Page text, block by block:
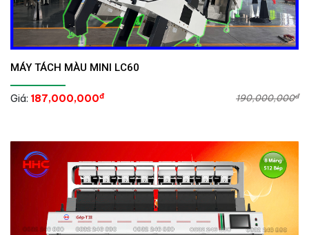
MÁY TÁCH MÀU MINI LC60
Giá: 187,000,000đ 190,000,000đ